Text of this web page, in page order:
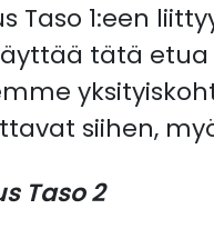
Taso 1:een
tätä etua
siihen,
Taso 2